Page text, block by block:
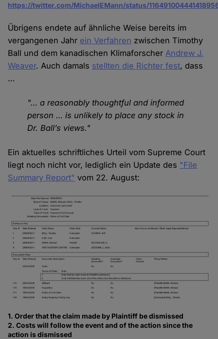
https://twitter.com/MichaelEMann/status/
Übrigens endete auf ähnliche Weise bereits im
vergangenen Jahr ein Verfahren zwischen Timothy
Ball und dem kanadischen Klimaforscher Andrew J.
Weaver. Auch damals stellten die Richter fest, dass
…
"… a reasonably thoughtful and informed
person … is unlikely to place any stock in
Dr. Ball’s views."
Ein aktuelles schriftliches Urteil vom Supreme Court
liegt noch nicht vor, lediglich ein Update des "File
Summary Report" vom 22. August:
1. Order that the claim made by Plaintiff be dismissed
2. Costs will follow the event and of the action since the
action is dismissed